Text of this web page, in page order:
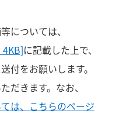
については、
4KB]に記載した上で、
付をお願いします。
だきます。なお、
は、こちらのページ